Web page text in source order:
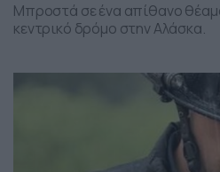
Μπροστά σε ένα απίθανο
κεντρικό δρόμο στην Αλάσκα.